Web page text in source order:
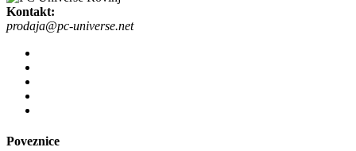
Kontakt:
prodaja@pc-universe.net
Poveznice